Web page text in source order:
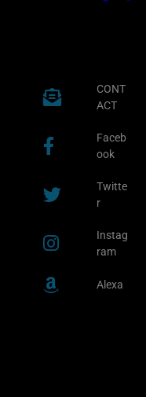
CONT
ACT
Faceb
ook
Twitte
r
Instag
ram
Alexa